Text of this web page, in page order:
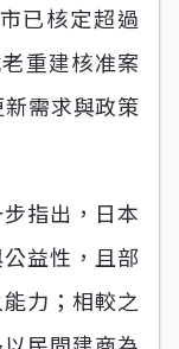
已核定超過
重建核准案
需求與政策
指出，日本
益性，且部
力；相較之